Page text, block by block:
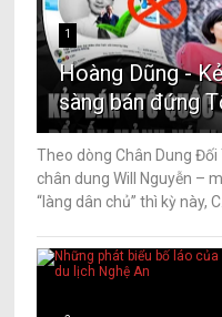
1
Hoàng Dũng -
sàng bán đứng
Theo dòng Chân Dung
chân dung Will Nguyễn –
“làng dân chủ” thì kỳ này, C...